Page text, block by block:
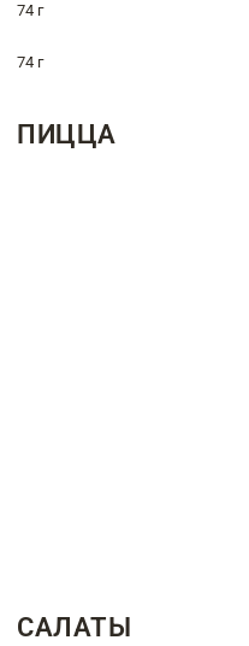
74 г
74 г
ПИЦЦА
САЛАТЫ